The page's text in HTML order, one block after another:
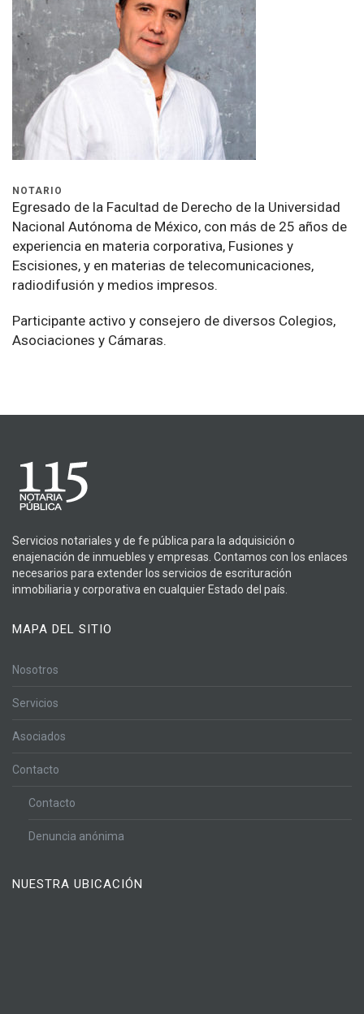
NOTARIO
Egresado de la Facultad de Derecho de la Universidad
Nacional Autónoma de México, con más de 25 años de
experiencia en materia corporativa, Fusiones y
Escisiones, y en materias de telecomunicaciones,
radiodifusión y medios impresos.
Participante activo y consejero de diversos Colegios,
Asociaciones y Cámaras.
Servicios notariales y de fe pública para la adquisición o
enajenación de inmuebles y empresas. Contamos con los enlaces
necesarios para extender los servicios de escrituración
inmobiliaria y corporativa en cualquier Estado del país.
MAPA DEL SITIO
Nosotros
Servicios
Asociados
Contacto
Contacto
Denuncia anónima
NUESTRA UBICACIÓN